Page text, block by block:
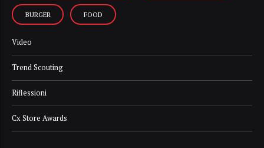
BURGER FOOD
Video
Trend Scouting
Riflessioni
Cx Store Awards